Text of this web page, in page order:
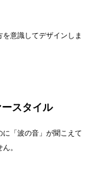
意識してデザインしま
スタイル
「波の音」が聞こえて
。